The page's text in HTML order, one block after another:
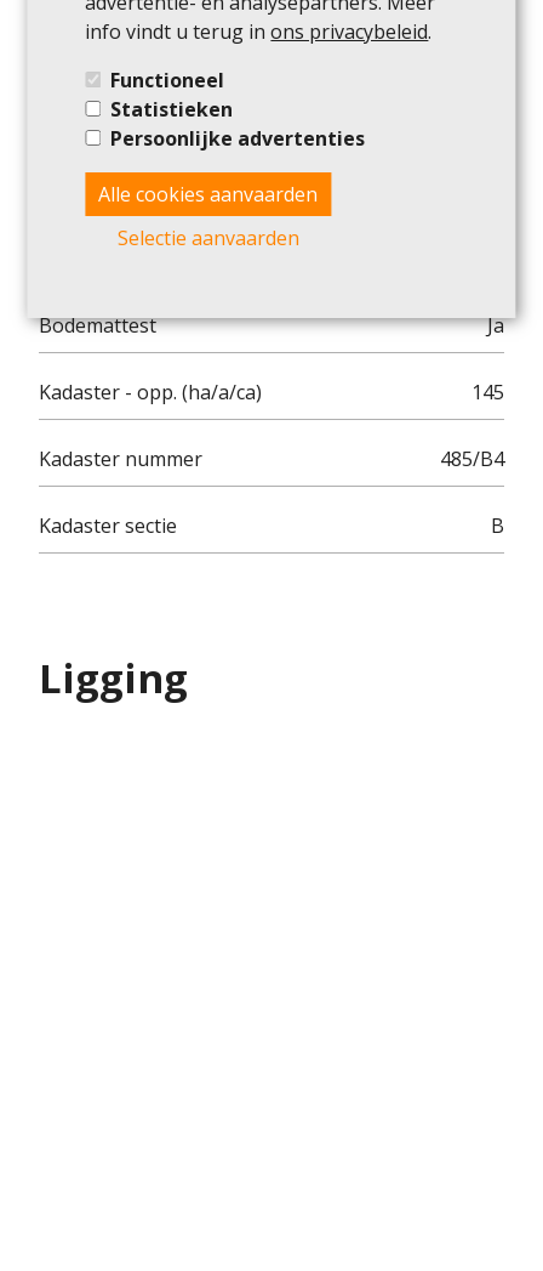
Niet gelegen in een overstromingsgevoelig
G-score
P-score
Bodemattest Ja
Kadaster - opp. (ha/a/ca) 145
Kadaster nummer 485/B4
Kadaster sectie B
Ligging
info vindt u terug in ons privacybeleid.
Functioneel
Statistieken
Persoonlijke advertenties
Alle cookies aanvaarden
Selectie aanvaarden